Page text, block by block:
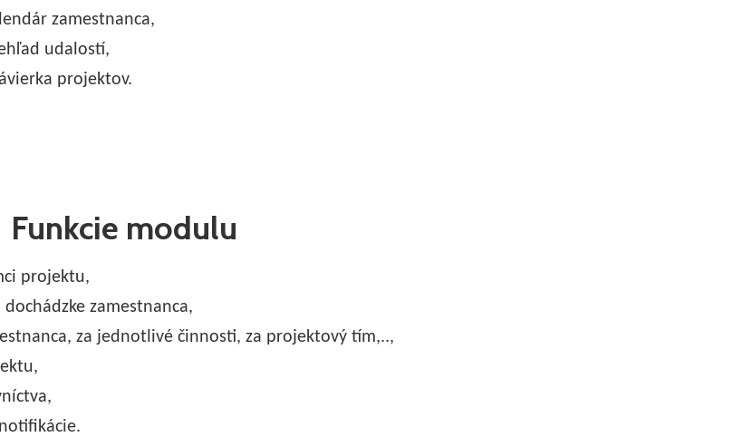
zamestnanca,
udalostí,
projektov.
Funkcie modulu
projektu,
zamestnanca,
za jednotlivé činnosti, za projektový tím,..,